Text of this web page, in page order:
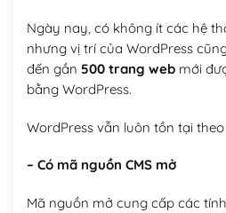
Ngày nay, có không ít các hệ
nhưng vị trí của WordPress
đến gần 500 trang webmới
bằng WordPress.
WordPress vẫn luôn tồn tại
– Có mã nguồn CMS mở
Mã nguồn mở cung cấp các